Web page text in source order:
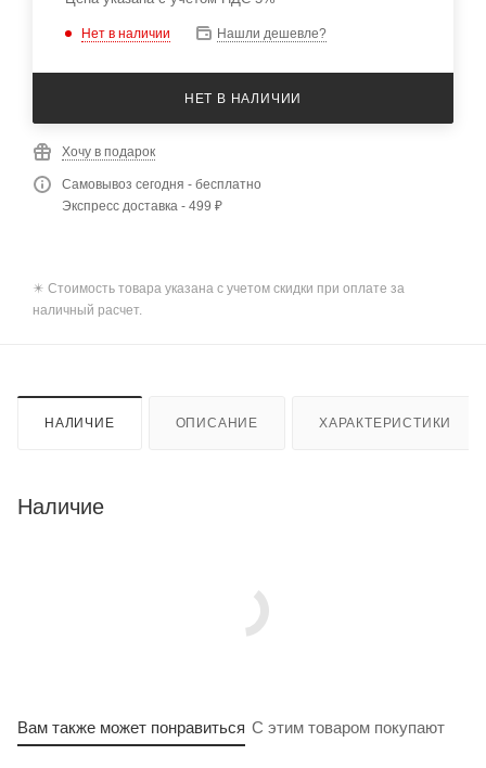
Нет в наличии Нашли дешевле?
НЕТ В НАЛИЧИИ
Хочу в подарок
Самовывоз сегодня - бесплатно
Экспресс доставка - 499 ₽
✴️ Стоимость товара указана с учетом скидки при оплате за
наличный расчет.
НАЛИЧИЕ ОПИСАНИЕ ХАРАКТЕРИСТИКИ
Наличие
Вам также может понравиться С этим товаром покупают